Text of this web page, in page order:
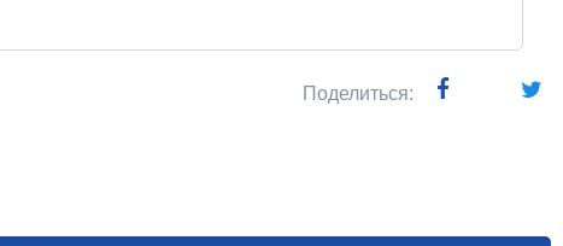
Поделиться: